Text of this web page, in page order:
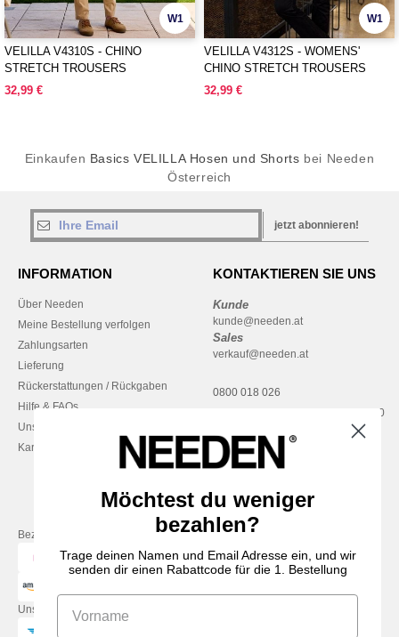
W1
VELILLA V4310S - CHINO
STRETCH TROUSERS
32,99 €
W1
VELILLA V4312S - WOMENS'
CHINO STRETCH TROUSERS
32,99 €
Einkaufen Basics VELILLA Hosen und Shorts bei Needen
Österreich
jetzt abonnieren!
INFORMATION
Über Needen
Meine Bestellung verfolgen
Zahlungsarten
Lieferung
Rückerstattungen / Rückgaben
Hilfe & FAQs
Unsere Engagements
Karriere
KONTAKTIEREN SIE UNS
Kunde
kunde@needen.at
Sales
verkauf@needen.at
0800 018 026
Montag – Donnerstag: 10:00–13:00
Freitag: 10:00–14:00
Bezahlung mit
Unsere Paketzusteller
Möchtest du weniger
bezahlen?
Trage deinen Namen und Email Adresse ein, und wir
senden dir einen Rabattcode für die 1. Bestellung